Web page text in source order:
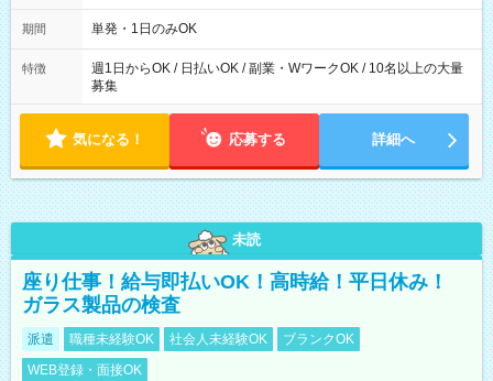
～21：00
期間 単発・1日のみOK
特徴
週1日からOK / 日払いOK / 副業・WワークOK / 10名以上の大量
募集
気になる！ 応募する 詳細へ
未読
座り仕事！給与即払いOK！高時給！平日休み！
ガラス製品の検査
派遣 職種未経験OK 社会人未経験OK
ブランクOK
WEB登録・面接OK